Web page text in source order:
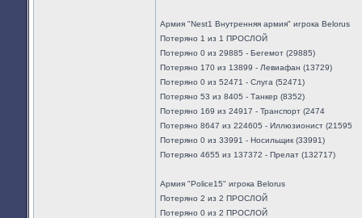
Армия "Nest1 Внутренняя армия" игрока Belorus
Потеряно 1 из 1 ПРОСЛОЙ
Потеряно 0 из 29885 - Бегемот (29885)
Потеряно 170 из 13899 - Левиафан (13729)
Потеряно 0 из 52471 - Слуга (52471)
Потеряно 53 из 8405 - Танкер (8352)
Потеряно 169 из 24917 - Транспорт (2474
Потеряно 8647 из 224605 - Иллюзионист (21595
Потеряно 0 из 33991 - Носильщик (33991)
Потеряно 4655 из 137372 - Прелат (132717)
Армия "Police15" игрока Belorus
Потеряно 2 из 2 ПРОСЛОЙ
Потеряно 0 из 2 ПРОСЛОЙ